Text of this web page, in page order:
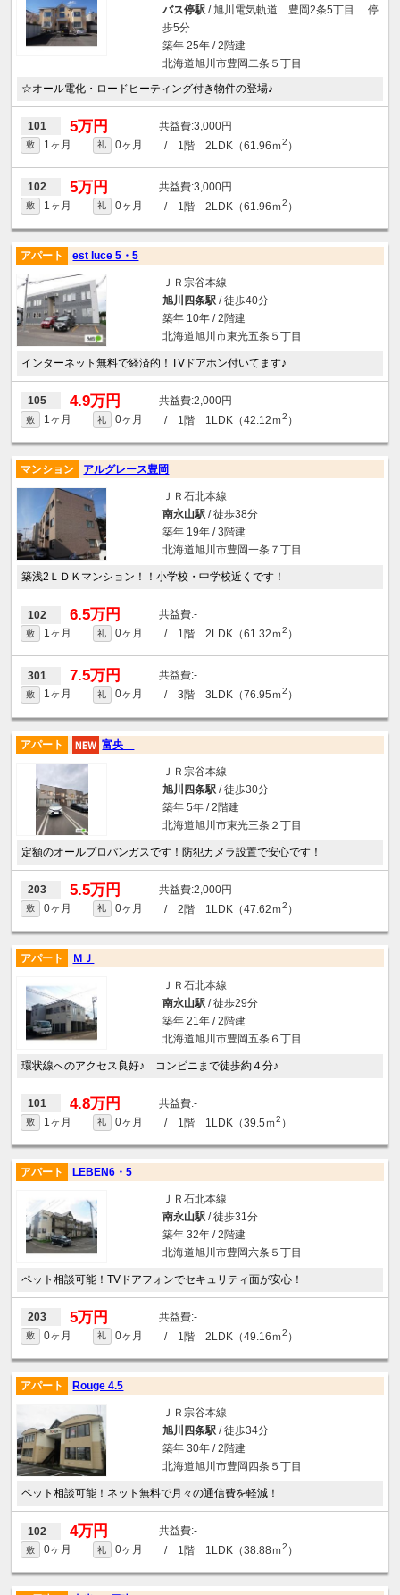
バス停駅/ 旭川電気軌道 豊岡2条5丁目 停
歩5分
築年 25年 / 2階建
北海道旭川市豊岡二条５丁目
☆オール電化・ロードヒーティング付き物件の登場♪
101 5万円 3,000円
敷 1ヶ月 礼 0ヶ月 / 1階 2LDK（61.96ｍ2 ）
102 5万円 3,000円
敷 1ヶ月 礼 0ヶ月 / 1階 2LDK（61.96ｍ2 ）
アパート est luce 5・5
ＪＲ宗谷本線
旭川四条駅/ 徒歩40分
築年 10年 / 2階建
北海道旭川市東光五条５丁目
インターネット無料で経済的！TVドアホン付いてます♪
105 4.9万円 2,000円
敷 1ヶ月 礼 0ヶ月 / 1階 1LDK（42.12ｍ2 ）
マンション アルグレース豊岡
ＪＲ石北本線
南永山駅/ 徒歩38分
築年 19年 / 3階建
北海道旭川市豊岡一条７丁目
築浅2ＬＤＫマンション！！小学校・中学校近くです！
102 6.5万円 -
敷 1ヶ月 礼 0ヶ月 / 1階 2LDK（61.32ｍ2 ）
301 7.5万円 -
敷 1ヶ月 礼 0ヶ月 / 3階 3LDK（76.95ｍ2 ）
アパート 富央
ＪＲ宗谷本線
旭川四条駅/ 徒歩30分
築年 5年 / 2階建
北海道旭川市東光三条２丁目
定額のオールプロパンガスです！防犯カメラ設置で安心です！
203 5.5万円 2,000円
敷 0ヶ月 礼 0ヶ月 / 2階 1LDK（47.62ｍ2 ）
アパート ＭＪ
ＪＲ石北本線
南永山駅/ 徒歩29分
築年 21年 / 2階建
北海道旭川市豊岡五条６丁目
環状線へのアクセス良好♪ コンビニまで徒歩約４分♪
101 4.8万円 -
敷 1ヶ月 礼 0ヶ月 / 1階 1LDK（39.5ｍ2 ）
アパート LEBEN6・5
ＪＲ石北本線
南永山駅/ 徒歩31分
築年 32年 / 2階建
北海道旭川市豊岡六条５丁目
ペット相談可能！TVドアフォンでセキュリティ面が安心！
203 5万円 -
敷 0ヶ月 礼 0ヶ月 / 1階 2LDK（49.16ｍ2 ）
アパート Rouge 4.5
ＪＲ宗谷本線
旭川四条駅/ 徒歩34分
築年 30年 / 2階建
北海道旭川市豊岡四条５丁目
ペット相談可能！ネット無料で月々の通信費を軽減！
102 4万円 -
敷 0ヶ月 礼 0ヶ月 / 1階 1LDK（38.88ｍ2 ）